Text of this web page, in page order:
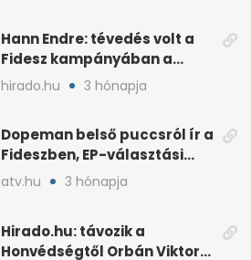
Hann Endre: tévedés volt a
Fidesz kampányában a
háborús veszély
hirado.hu 3 hónapja
Dopeman belső puccsról ír a
Fideszben, EP-választási
árral
atv.hu 3 hónapja
Hirado.hu: távozik a
Honvédségtől Orbán Viktor